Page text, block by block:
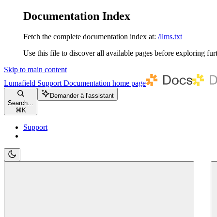
Documentation Index
Fetch the complete documentation index at: /llms.txt
Use this file to discover all available pages before exploring
Skip to main content
Lumafield Support Documentation home page
Search...
⌘ K
Demander à l'assistant
Support